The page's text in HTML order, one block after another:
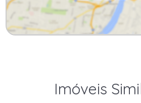
Imóveis